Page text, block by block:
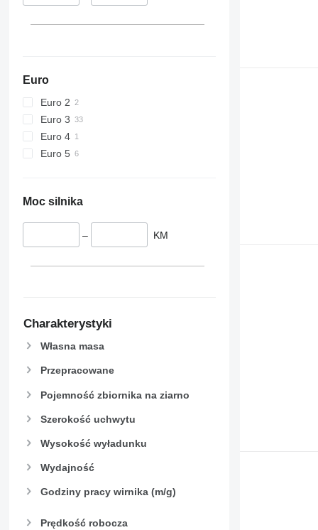
Euro
Euro 2
Euro 3
Euro 4
Euro 5
Moc silnika
– KM
Charakterystyki
Własna masa
Przepracowane
Pojemność zbiornika na ziarno
Szerokość uchwytu
Wysokość wyładunku
Wydajność
Godziny pracy wirnika (m/g)
Prędkość robocza